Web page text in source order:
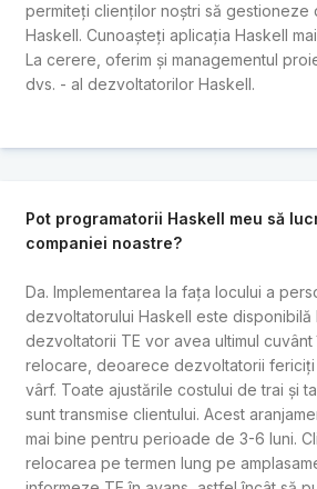
permiteți clienților noștri să gestioneze
Haskell. Cunoașteți aplicația Haskell
La cerere, oferim și managementul
dvs. - al dezvoltatorilor Haskell.
Pot programatorii Haskell meu să
companiei noastre?
Da. Implementarea la fața locului a
dezvoltatorului Haskell este disponibilă
dezvoltatorii TE vor avea ultimul
relocare, deoarece dezvoltatorii
vârf. Toate ajustările costului de trai și
sunt transmise clientului. Acest
mai bine pentru perioade de 3-6 luni.
relocarea pe termen lung pe